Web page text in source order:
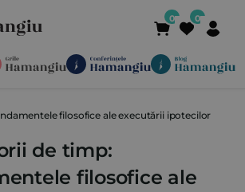
021 336 01 25
filosofice ale executării ipotecilor
de timp:
filosofice ale